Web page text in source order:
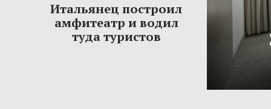
Итальянец построил
амфитеатр и водил
туда туристов